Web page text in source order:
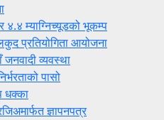
४.४ म्याग्निच्यूडको भूकम्प
प्रतियोगिता आयोजना
व्यवस्था
पासो
धक्का
ज्ञापनपत्र